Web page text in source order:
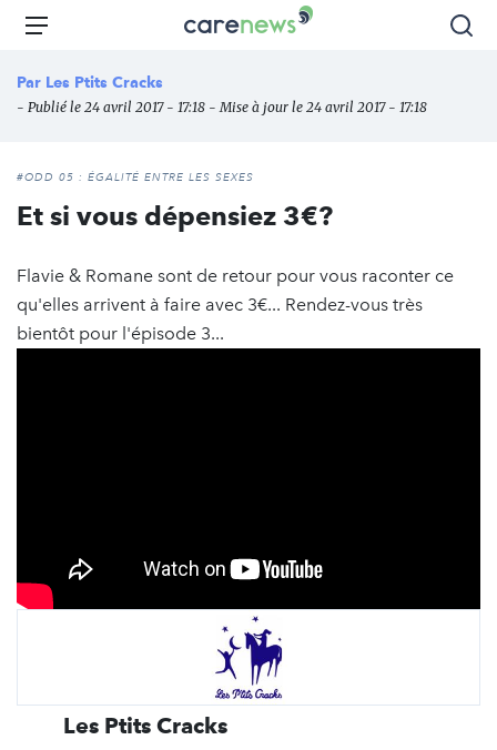
Aller
principal
Carenews,
des
l'engagement
Menu
Par Les Ptits Cracks
- Publié le 24 avril 2017 - 17:18 - Mise à jour le 24 avril 2017 - 17:18
#ODD 05 : ÉGALITÉ ENTRE LES SEXES
Et si vous dépensiez 3€?
Flavie & Romane sont de retour pour vous raconter ce
qu'elles arrivent à faire avec 3€... Rendez-vous très
bientôt pour l'épisode 3...
Les Ptits Cracks